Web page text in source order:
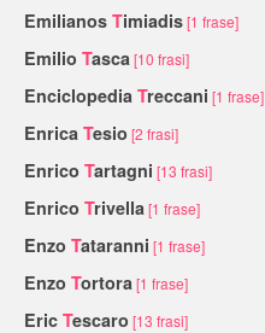
Emilianos Timiadis[1 frase]
Emilio Tasca [10 frasi]
Enciclopedia Treccani [1 frase]
Enrica Tesio [2 frasi]
Enrico Tartagni [13 frasi]
Enrico Trivella [1 frase]
Enzo Tataranni [1 frase]
Enzo Tortora [1 frase]
Eric Tescaro [13 frasi]